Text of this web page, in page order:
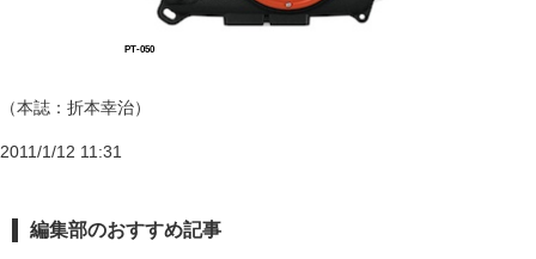
PT-050
（本誌：折本幸治）
2011/1/12 11:31
編集部のおすすめ記事